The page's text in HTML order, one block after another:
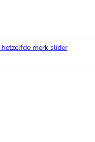
merk slider